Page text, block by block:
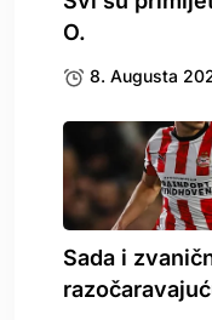
O.
8. Augusta
Sada i